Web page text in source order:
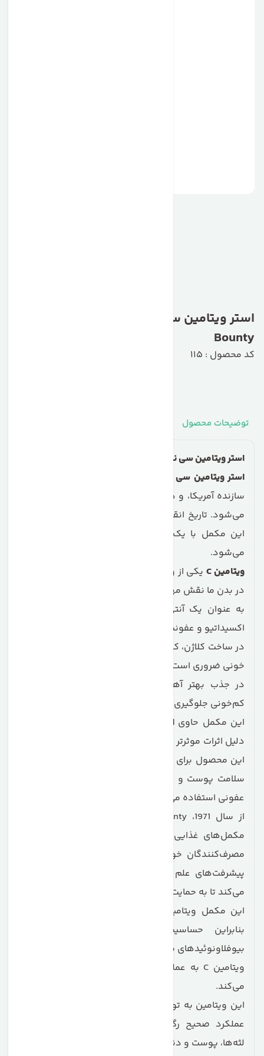
Bounty
کد محصول : 115
توضیحات محصول
استر ویتامین سی نیچرز بانتی Nature’s Bounty
استر ویتامین سی از برند "نیچرز بانتی"
این مکمل با یک عدد پس از صبحانه یا ناهار توصیه
می‌شود.
ویتامین C یکی از ویتامین‌های مهم برای سلامتی است که
در بدن ما نقش مهمی دارد. این ویتامین:
به عنوان یک آنتی‌اکسیدان، از بدن در برابر آسیب‌های
اکسیداتیو و عفونت‌ها محافظت می‌کند.
در ساخت کلاژن، که برای بهبود پوست، استخوان، و عروق
خونی ضروری است، نقش دارد.
در جذب بهتر آهن از مواد غذایی کمک می‌کند و از
کم‌خونی جلوگیری می‌کند.
این مکمل حاوی استر ویتامین C
دلیل اثرات موثرتر و پایدارتر آن، مورد توجه قرار می‌گیرد. از
این محصول برای تقویت سیستم ایمنی بدن، پشتیبانی از
سلامت پوست و مو، و همچنین جلوگیری از بیماری‌های
عفونی استفاده می‌شود.
مکمل‌های غذایی با کیفیت بالا و ارزش استثنایی را به
مصرف‌کنندگان خود ارائه می‌دهد. این مجموعه، آخرین
پیشرفت‌های علم تغذیه را با بهترین مواد اولیه ترکیب
می‌کند تا به حمایت از نیازهای یک زندگی سالم کمک کند.
این مکمل ویتامین به شکل خنثی طراحی شده است،
بنابراین حساسیت معده را ندارد و با حضور
بیوفلاونوئیدهای موجود در مرکبات تقویت می‌شود.
ویتامین C به عملکرد طبیعی سیستم ایمنی بدن کمک
می‌کند.
این ویتامین به تولید کلاژن طبیعی کمک می‌کند که برای
عملکرد صحیح رگ‌های خونی، استخوان‌ها، غضروف‌ها،
لثه‌ها، پوست و دندان‌ها ضروری است.